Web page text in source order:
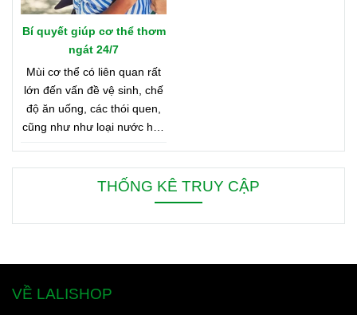
Bí quyết giúp cơ thể thơm
ngát 24/7
Mùi cơ thể có liên quan rất
lớn đến vấn đề vệ sinh, chế
độ ăn uống, các thói quen,
cũng như như loại nước hoa
cơ thể thơm ngát từ sáng
đến tối, từ đầu đến chân.
THỐNG KÊ TRUY CẬP
VỀ LALISHOP